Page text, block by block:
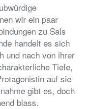
wir ein paar
zu Sals
handelt es sich
und nach von ihrer
Tiefe,
auf sie
gibt es, doch
blass.